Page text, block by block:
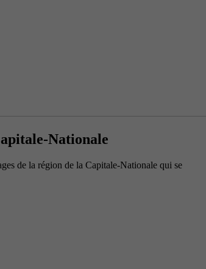
Nationale
de la région de la Capitale-Nationale qui se